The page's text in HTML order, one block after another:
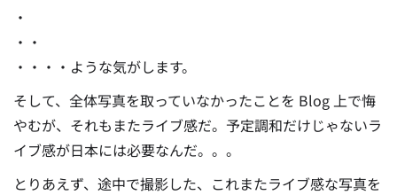
・
・・
・・・・ような気がします。
そして、全体写真を取っていなかったことを Blog 上で悔
やむが、それもまたライブ感だ。予定調和だけじゃないラ
イブ感が日本には必要なんだ。。。
とりあえず、途中で撮影した、これまたライブ感な写真を